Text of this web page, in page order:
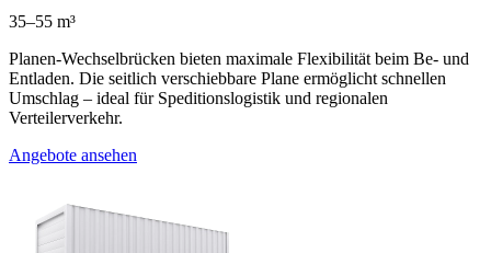
35–55 m³
Planen-Wechselbrücken bieten maximale Flexibilität beim Be- und
Entladen. Die seitlich verschiebbare Plane ermöglicht schnellen
Umschlag – ideal für Speditionslogistik und regionalen
Verteilerverkehr.
Angebote ansehen